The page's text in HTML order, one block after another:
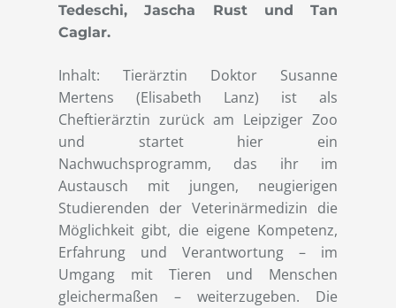
Tedeschi, Jascha Rust und Tan
Caglar.
Inhalt: Tierärztin Doktor Susanne
Mertens (Elisabeth Lanz) ist als
Cheftierärztin zurück am Leipziger Zoo
und startet hier ein
Nachwuchsprogramm, das ihr im
Austausch mit jungen, neugierigen
Studierenden der Veterinärmedizin die
Möglichkeit gibt, die eigene Kompetenz,
Erfahrung und Verantwortung – im
Umgang mit Tieren und Menschen
gleichermaßen – weiterzugeben. Die